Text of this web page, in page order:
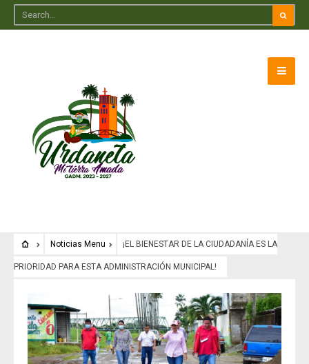
Noticias Menu ¡EL BIENESTAR DE LA CIUDADANÍA ES LA
PRIORIDAD PARA ESTA ADMINISTRACIÓN MUNICIPAL!